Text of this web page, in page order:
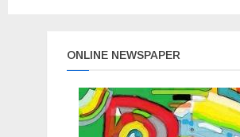
t
o
s
t
ONLINE NEWSPAPER